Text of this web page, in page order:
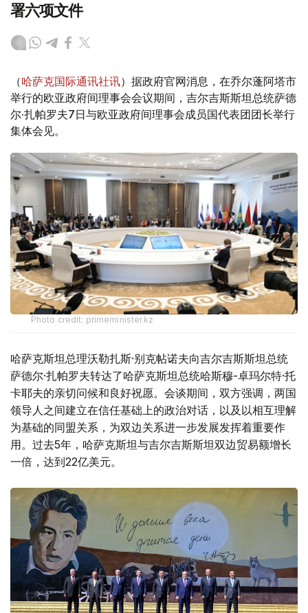
署六项文件
（哈萨克国际通讯社讯）据政府官网消息，在乔尔蓬阿塔市
举行的欧亚政府间理事会会议期间，吉尔吉斯斯坦总统萨德
尔·扎帕罗夫7日与欧亚政府间理事会成员国代表团团长举行
集体会见。
Photo credit: primeminister.kz
哈萨克斯坦总理沃勒扎斯·别克帖诺夫向吉尔吉斯斯坦总统
萨德尔·扎帕罗夫转达了哈萨克斯坦总统哈斯穆-卓玛尔特·托
卡耶夫的亲切问候和良好祝愿。会谈期间，双方强调，两国
领导人之间建立在信任基础上的政治对话，以及以相互理解
为基础的同盟关系，为双边关系进一步发展发挥着重要作
用。过去5年，哈萨克斯坦与吉尔吉斯斯坦双边贸易额增长
一倍，达到22亿美元。